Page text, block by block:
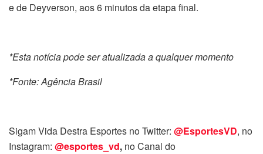
e de Deyverson, aos 6 minutos da etapa final.
*Esta notícia pode ser atualizada a qualquer momento
*Fonte: Agência Brasil
Sigam Vida Destra Esportes no Twitter: @EsportesVD, no
Instagram: @esportes_vd, no Canal do